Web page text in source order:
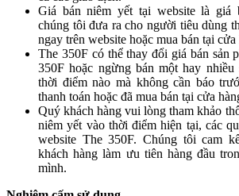
Giá bán niêm yết tại website là giá
chúng tôi đưa ra cho người tiêu dùng
ngay trên website hoặc mua bán tại cửa
The 350F có thể thay đổi giá bán sản
350F hoặc ngừng bán một hay
thời điểm nào mà không cần báo
thanh toán hoặc đã mua bán tại cửa
Quý khách hàng vui lòng tham khảo
niêm yết vào thời điểm hiện tại, các
website The 350F. Chúng tôi cam
khách hàng làm ưu tiên hàng đầu
mình.